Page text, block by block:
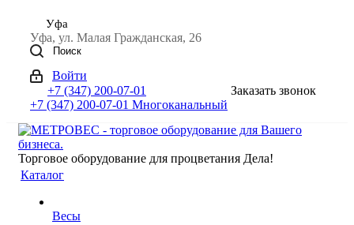
Уфа
Уфа, ул. Малая Гражданская, 26
Поиск
Войти
+7 (347) 200-07-01
+7 (347) 200-07-01 Многоканальный
Заказать звонок
Торговое оборудование для процветания Дела!
Каталог
Весы